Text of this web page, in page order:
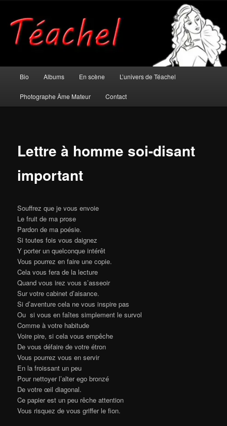
contenu
principalTéachel
principal
Bio Albums En scène L’univers de Téachel
Photographe Âme Mateur Contact
Lettre à homme soi-disant
important
Souffrez que je vous envoie
Le fruit de ma prose
Pardon de ma poésie.
Si toutes fois vous daignez
Y porter un quelconque intérêt
Vous pourrez en faire une copie.
Cela vous fera de la lecture
Quand vous irez vous s’asseoir
Sur votre cabinet d’aisance.
Si d’aventure cela ne vous inspire pas
Ou si vous en faîtes simplement le survol
Comme à votre habitude
Voire pire, si cela vous empêche
De vous défaire de votre étron
Vous pourrez vous en servir
En la froissant un peu
Pour nettoyer l’alter ego bronzé
De votre œil diagonal.
Ce papier est un peu rêche attention
Vous risquez de vous griffer le fion.